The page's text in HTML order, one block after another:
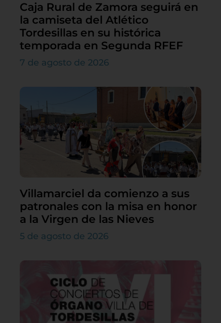
Caja Rural de Zamora seguirá en
la camiseta del Atlético
Tordesillas en su histórica
temporada en Segunda RFEF
7 de agosto de 2026
Villamarciel da comienzo a sus
patronales con la misa en honor
a la Virgen de las Nieves
5 de agosto de 2026